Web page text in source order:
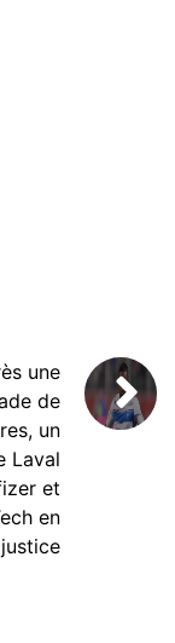
une
de
un
Laval
et
en
justice